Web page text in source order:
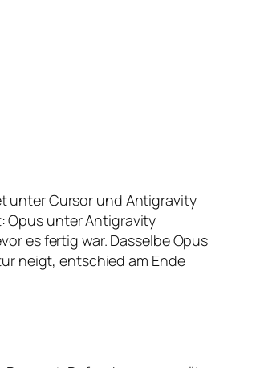
unter Cursor und Antigravity
Opus unter Antigravity
es fertig war. Dasselbe Opus
neigt, entschied am Ende